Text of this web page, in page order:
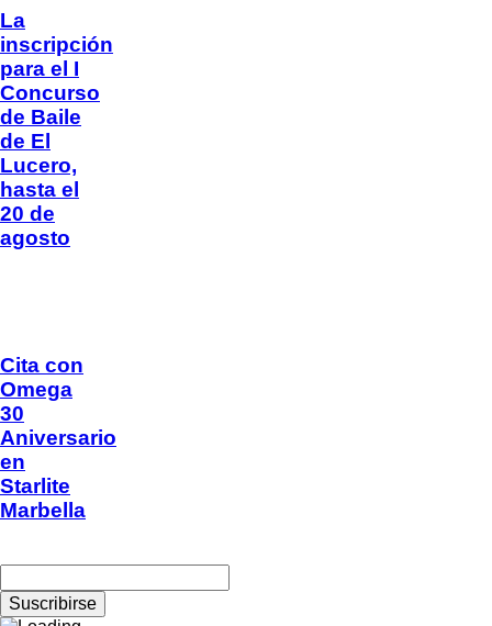
La
inscripción
para el I
Concurso
de Baile
de El
Lucero,
hasta el
20 de
agosto
Cita con
Omega
30
Aniversario
en
Starlite
Marbella